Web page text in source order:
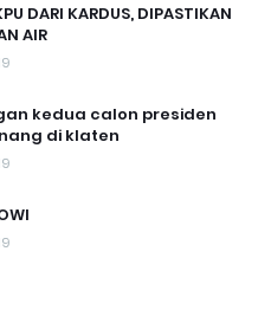
DARI KARDUS, DIPASTIKAN
AIR
kedua calon presiden
di klaten